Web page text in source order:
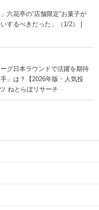
六花亭の“店舗限定”お菓子が
するべきだった」（1/2） |
グ日本ラウンドで活躍を期待
」は？【2026年版・人気投
ねとらぼリサーチ